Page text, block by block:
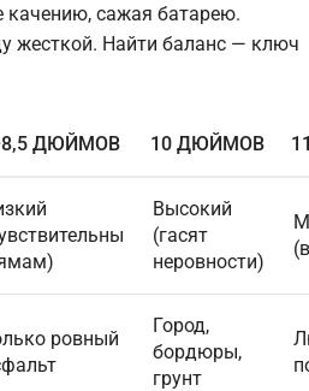
качению, сажая батарею.
жесткой. Найти баланс — ключ
ДЮЙМОВ 10 ДЮЙМОВ
Высокий
(гасят
неровности)
ровный
Город,
бордюры,
грунт